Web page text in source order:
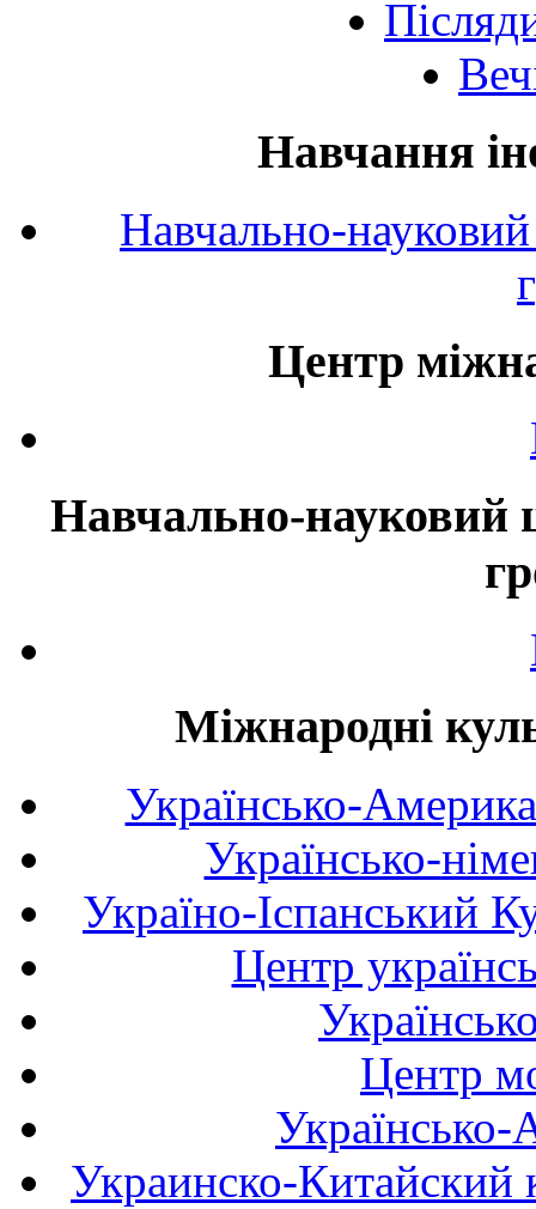
Навчання
Навчально-
Центр
Навчально-науковий
Міжнародні
Українсько-
Українсько-
Україно-Іспанський
Центр
Центр
Українсько-
Украинско-Китайский